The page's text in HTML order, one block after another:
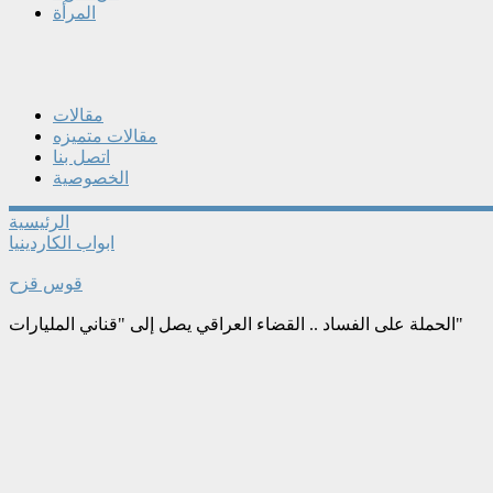
المرأة
مقالات
مقالات متميزه
اتصل بنا
الخصوصية
الرئيسية
ابواب الكاردينيا
قوس قزح
الحملة على الفساد .. القضاء العراقي يصل إلى "قناني المليارات"